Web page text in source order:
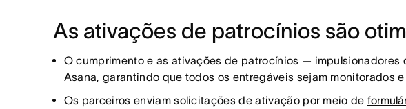
As ativações de patrocínios são
O cumprimento e as ativações de patrocínios —
Asana, garantindo que todos os entregáveis sejam monitorados
Os parceiros enviam solicitações de ativação por meio de